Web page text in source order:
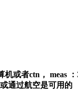
或者ctn， meas
通过航空是可用的